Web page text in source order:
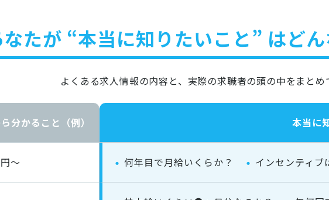
なたが “本当に知りたいこと” はど
よくある求人情報の内容と、実際の求職者の頭の中をまとめ
分かること（例） 本当に
～ 何年目で月給いくらか？ インセンティブ